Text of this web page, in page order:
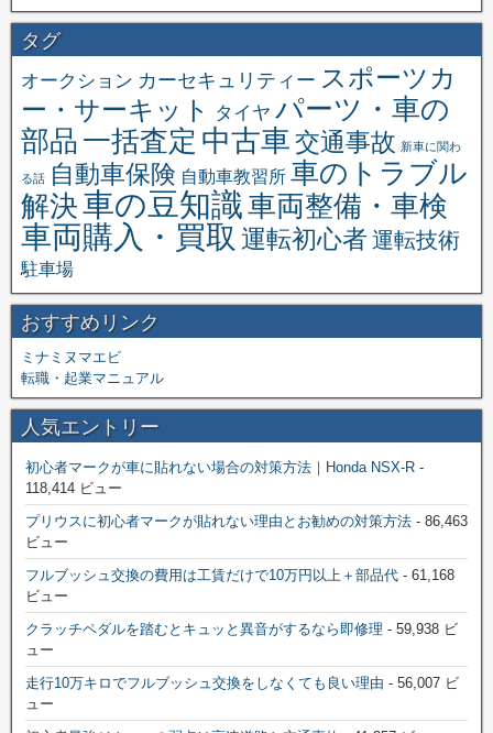
タグ
オークション カーセキュリティー スポーツカ
ー・サーキット
タイヤ パーツ・車の
部品 一括査定 中古車 交通事故 新車に関わ
る話 自動車保険 自動車教習所 車のトラブル
解決車の豆知識車両整備・車検
車両購入・買取 運転初心者 運転技術
駐車場
おすすめリンク
ミナミヌマエビ
転職・起業マニュアル
人気エントリー
初心者マークが車に貼れない場合の対策方法｜Honda NSX-R -
118,414 ビュー
プリウスに初心者マークが貼れない理由とお勧めの対策方法 - 86,463
ビュー
フルブッシュ交換の費用は工賃だけで10万円以上＋部品代 - 61,168
ビュー
クラッチペダルを踏むとキュッと異音がするなら即修理 - 59,938 ビ
ュー
走行10万キロでフルブッシュ交換をしなくても良い理由 - 56,007 ビ
ュー